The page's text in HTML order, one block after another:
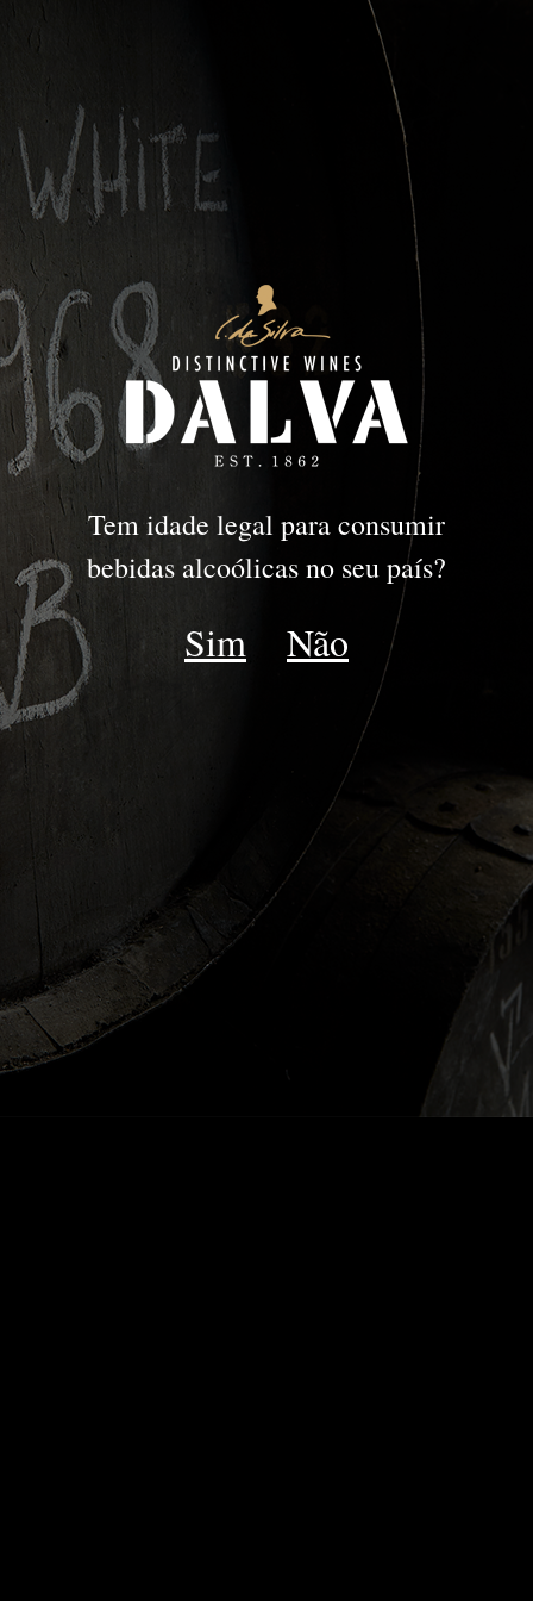
DOURO
Late Harvest
DOURO
DOC DOURO
ESPUMANTE
LATE HARVEST
MOSCATEL
Tem idade legal para consumir
bebidas alcoólicas no seu país?
Sim Não